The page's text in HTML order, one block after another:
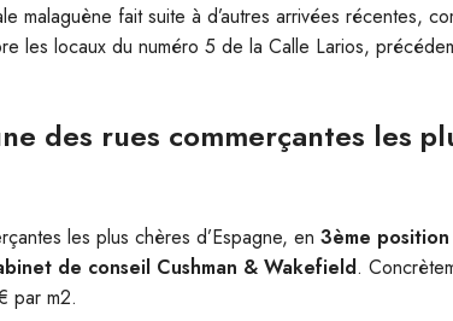
malaguène fait suite à d’autres arrivées récentes,
les locaux du numéro 5 de la Calle Larios,
des rues commerçantes les
les plus chères d’Espagne, en 3ème
de conseil Cushman & Wakefield.
par m2.